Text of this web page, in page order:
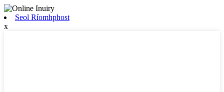
Seol Ríomhphost
x